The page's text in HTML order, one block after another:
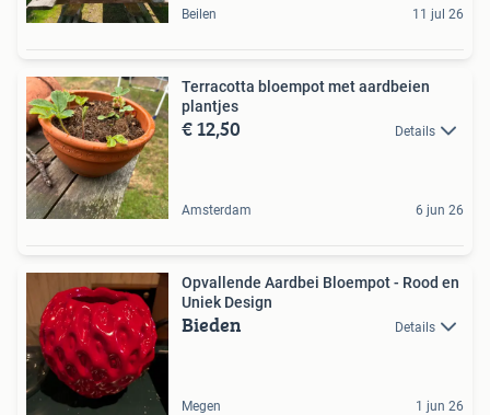
Beilen 11 jul 26
Terracotta bloempot met aardbeien
plantjes
€ 12,50 Details
Amsterdam 6 jun 26
Opvallende Aardbei Bloempot - Rood en
Uniek Design
Bieden Details
Megen 1 jun 26